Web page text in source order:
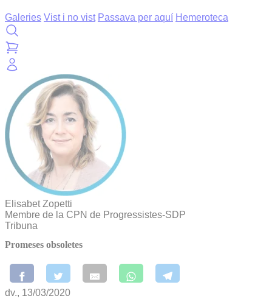
Galeries Vist i no vist Passava per aquí Hemeroteca
Elisabet Zopetti
Membre de la CPN de Progressistes-SDP
Tribuna
Promeses obsoletes
dv., 13/03/2020